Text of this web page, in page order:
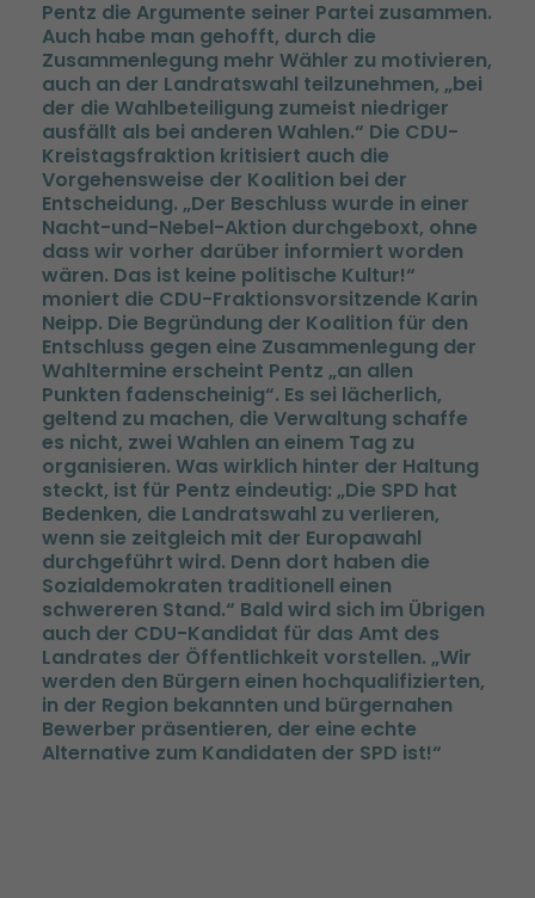
Pentz die Argumente seiner Partei zusammen.
Auch habe man gehofft, durch die
Zusammenlegung mehr Wähler zu motivieren,
auch an der Landratswahl teilzunehmen, „bei
der die Wahlbeteiligung zumeist niedriger
ausfällt als bei anderen Wahlen.“ Die CDU-
Kreistagsfraktion kritisiert auch die
Vorgehensweise der Koalition bei der
Entscheidung. „Der Beschluss wurde in einer
Nacht-und-Nebel-Aktion durchgeboxt, ohne
dass wir vorher darüber informiert worden
wären. Das ist keine politische Kultur!“
moniert die CDU-Fraktionsvorsitzende Karin
Neipp. Die Begründung der Koalition für den
Entschluss gegen eine Zusammenlegung der
Wahltermine erscheint Pentz „an allen
Punkten fadenscheinig“. Es sei lächerlich,
geltend zu machen, die Verwaltung schaffe
es nicht, zwei Wahlen an einem Tag zu
organisieren. Was wirklich hinter der Haltung
steckt, ist für Pentz eindeutig: „Die SPD hat
Bedenken, die Landratswahl zu verlieren,
wenn sie zeitgleich mit der Europawahl
durchgeführt wird. Denn dort haben die
Sozialdemokraten traditionell einen
schwereren Stand.“ Bald wird sich im Übrigen
auch der CDU-Kandidat für das Amt des
Landrates der Öffentlichkeit vorstellen. „Wir
werden den Bürgern einen hochqualifizierten,
in der Region bekannten und bürgernahen
Bewerber präsentieren, der eine echte
Alternative zum Kandidaten der SPD ist!“